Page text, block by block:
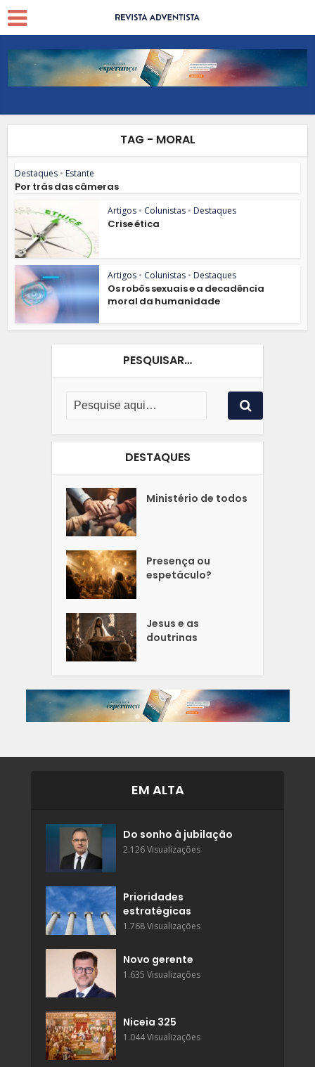
TAG - MORAL
Destaques • Estante
Por trás das câmeras
Artigos • Colunistas • Destaques
Crise ética
Artigos • Colunistas • Destaques
Os robôs sexuais e a decadência
moral da humanidade
PESQUISAR…
DESTAQUES
Ministério de todos
Presença ou
espetáculo?
Jesus e as
doutrinas
EM ALTA
Do sonho à jubilação
2.126 Visualizações
Prioridades
estratégicas
1.768 Visualizações
Novo gerente
1.635 Visualizações
Niceia 325
1.044 Visualizações